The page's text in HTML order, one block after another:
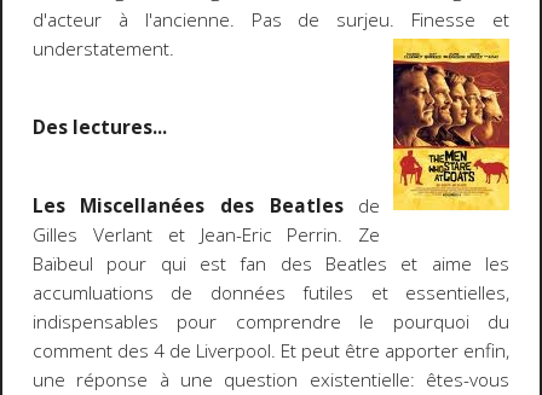
d'acteur à l'ancienne. Pas de surjeu. Finesse et
understatement.
Des lectures...
Les Miscellanées des Beatlesde
Gilles Verlant et Jean-Eric Perrin. Ze
Baïbeul pour qui est fan des Beatles et aime les
accumluations de données futiles et essentielles,
indispensables pour comprendre le pourquoi du
comment des 4 de Liverpool. Et peut être apporter enfin,
une réponse à une question existentielle: êtes-vous